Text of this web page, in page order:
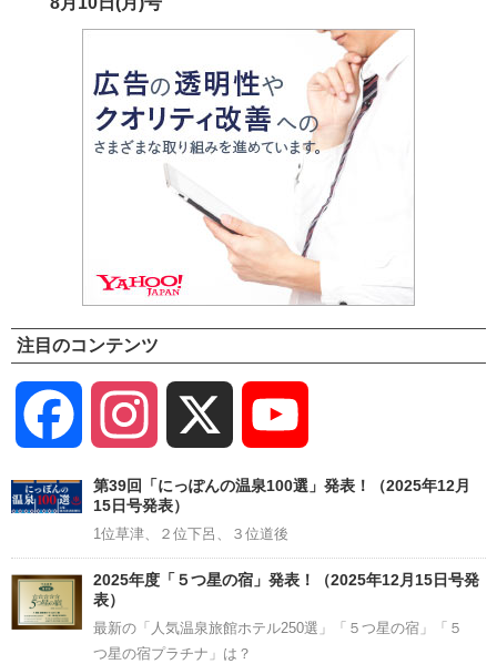
注目のコンテンツ
Facebook Instagram
Channel
第39回「にっぽんの温泉100選」発表！（2025年12月
15日号発表）
1位草津、２位下呂、３位道後
2025年度「５つ星の宿」発表！（2025年12月15日号発
表）
最新の「人気温泉旅館ホテル250選」「５つ星の宿」「５
つ星の宿プラチナ」は？